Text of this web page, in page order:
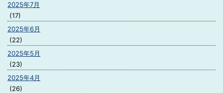
2025年7月
(17)
2025年6月
(22)
2025年5月
(23)
2025年4月
(26)